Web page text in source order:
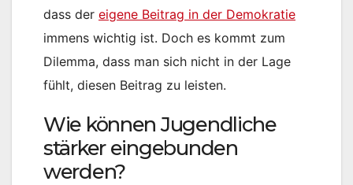
dass der eigene Beitrag in der Demokratie
immens wichtig ist. Doch es kommt zum
Dilemma, dass man sich nicht in der Lage
fühlt, diesen Beitrag zu leisten.
Wie können Jugendliche
stärker eingebunden
werden?